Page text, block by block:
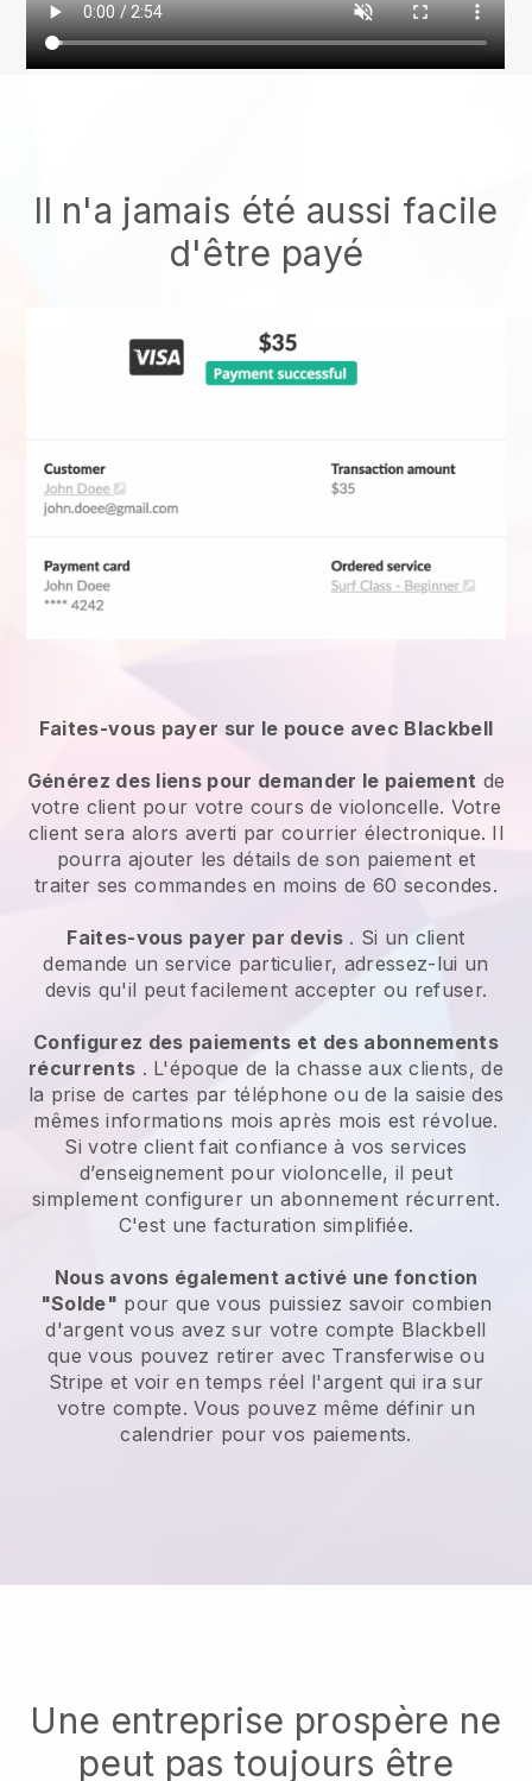
Il n'a jamais été aussi facile
d'être payé
Faites-vous payer sur le pouce avec Blackbell
Générez des liens pour demander le paiement de
votre client pour votre cours de violoncelle. Votre
client sera alors averti par courrier électronique. Il
pourra ajouter les détails de son paiement et
traiter ses commandes en moins de 60 secondes.
Faites-vous payer par devis. Si un client
demande un service particulier, adressez-lui un
devis qu'il peut facilement accepter ou refuser.
Configurez des paiements et des abonnements
récurrents . L'époque de la chasse aux clients, de
la prise de cartes par téléphone ou de la saisie des
mêmes informations mois après mois est révolue.
Si votre client fait confiance à vos services
d’enseignement pour violoncelle, il peut
simplement configurer un abonnement récurrent.
C'est une facturation simplifiée.
Nous avons également activé une fonction
"Solde" pour que vous puissiez savoir combien
d'argent vous avez sur votre compte Blackbell
que vous pouvez retirer avec Transferwise ou
Stripe et voir en temps réel l'argent qui ira sur
votre compte. Vous pouvez même définir un
calendrier pour vos paiements.
Une entreprise prospère ne
peut pas toujours être